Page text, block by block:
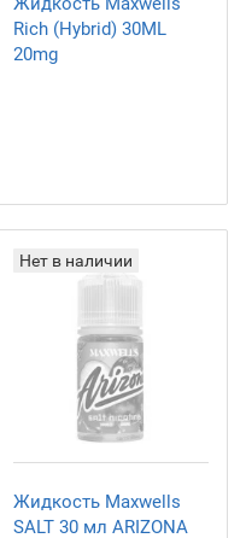
Rich (Hybrid) 30ML
20mg
Нет в наличии
Жидкость Maxwells
SALT 30 мл ARIZONA